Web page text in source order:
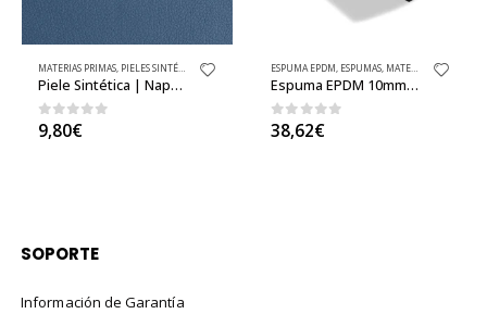
,PIELES SINTÉTICAS BÁSICAS,TEJIDOS
MATERIAS PRIMAS, PIELES SINTÉTICAS / NAPA / CUERO SINTÉTICO ,PIELES SINTÉTICAS BÁSICAS,TEJIDOS
Piele Sintética | Napa Porcelana al Metro
0out of 5
9,80€
ESPUMA EPDM, ESPUMAS, MATERIAS PRIMAS
Espuma EPDM 10mm en rollo sin adhesivo
0out of 5
38,62€
SOPORTE
Información de Garantía